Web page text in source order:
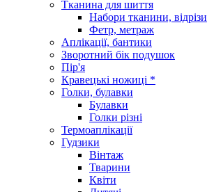
Тканина для шиття
Набори тканини, відрізи
Фетр, метраж
Аплікації, бантики
Зворотний бік подушок
Пір'я
Кравецькі ножиці *
Голки, булавки
Булавки
Голки різні
Термоаплікації
Гудзики
Вінтаж
Тварини
Квіти